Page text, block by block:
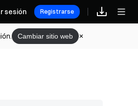
Recompensas
sesión Registrarse
Cambiar sitio web